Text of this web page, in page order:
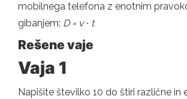
mobilnega telefona z enotnim
gibanjem: D = v ∙ t
Rešene vaje
Vaja 1
Napišite številko 10 do štiri različne in